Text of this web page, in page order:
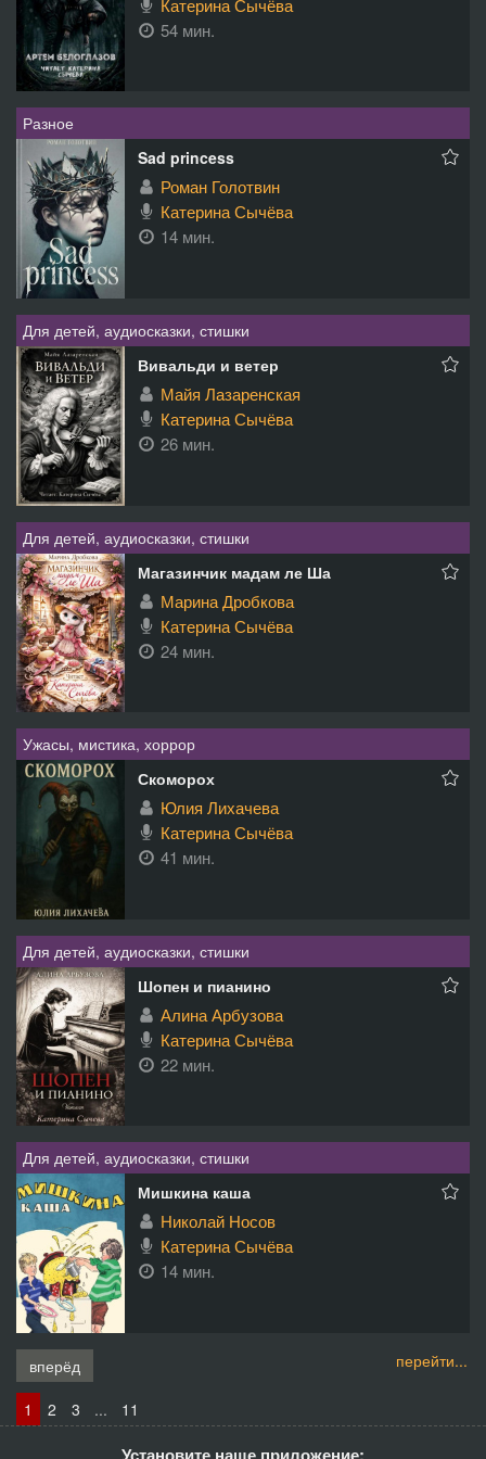
54 мин.
Разное
Sad princess
Роман Голотвин
Катерина Сычёва
14 мин.
Для детей, аудиосказки, стишки
Вивальди и ветер
Майя Лазаренская
Катерина Сычёва
26 мин.
Для детей, аудиосказки, стишки
Магазинчик мадам ле Ша
Марина Дробкова
Катерина Сычёва
24 мин.
Ужасы, мистика, хоррор
Скоморох
Юлия Лихачева
Катерина Сычёва
41 мин.
Для детей, аудиосказки, стишки
Шопен и пианино
Алина Арбузова
Катерина Сычёва
22 мин.
Для детей, аудиосказки, стишки
Мишкина каша
Николай Носов
Катерина Сычёва
14 мин.
перейти...
вперёд
1
2 3 ... 11